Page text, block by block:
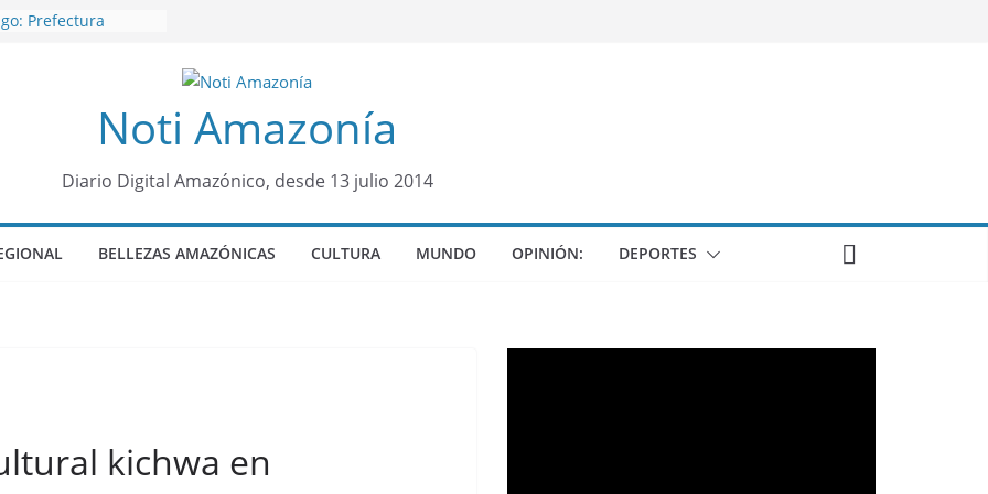
Prefectura
Colo Colo de Chile
su nueva reina por
una alerta
mental
Noti Amazonía
Diario Digital Amazónico, desde 13 julio 2014
BELLEZAS AMAZÓNICAS CULTURA MUNDO OPINIÓN: DEPORTES
kichwa en